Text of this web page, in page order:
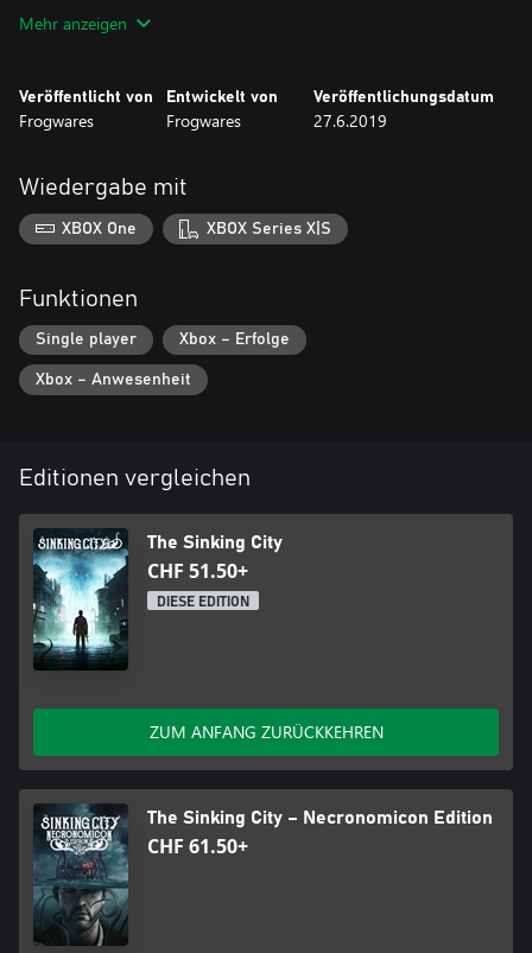
Mehr anzeigen
Veröffentlicht von
Frogwares
Entwickelt von
Frogwares
Veröffentlichungsdatum
27.6.2019
Wiedergabe mit
XBOX One XBOX Series X|S
Funktionen
Single player Xbox – Erfolge
Xbox – Anwesenheit
Editionen vergleichen
The Sinking City
CHF 51.50+
DIESE EDITION
ZUM ANFANG ZURÜCKKEHREN
The Sinking City – Necronomicon Edition
CHF 61.50+